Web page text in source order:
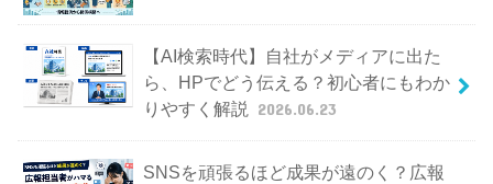
【AI検索時代】自社がメディアに出た
ら、HPでどう伝える？初心者にもわか
りやすく解説
2026.06.23
SNSを頑張るほど成果が遠のく？広報